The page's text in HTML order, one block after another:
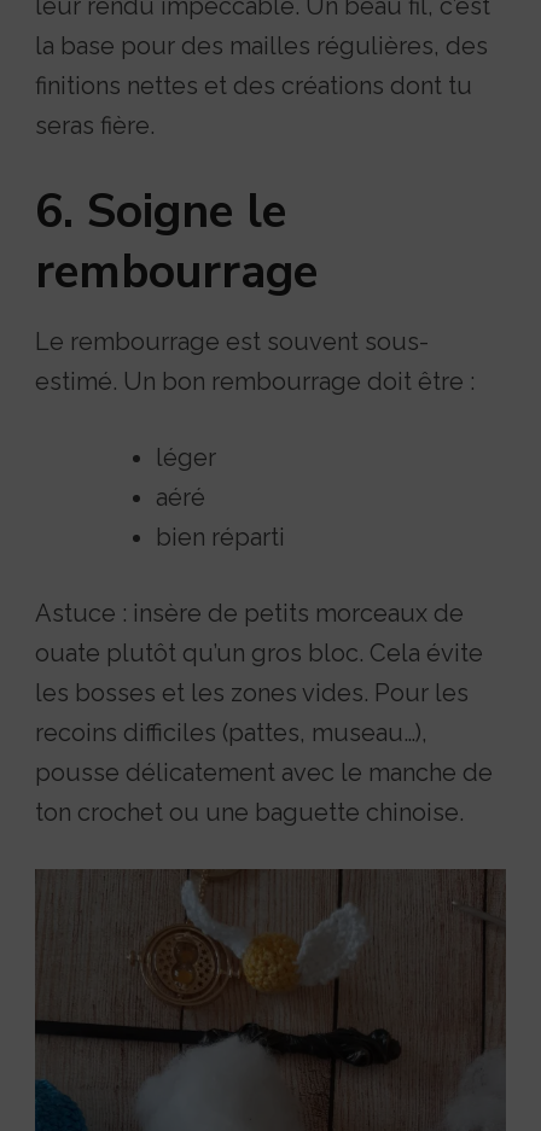
leur rendu impeccable. Un beau fil, c’est
la base pour des mailles régulières, des
finitions nettes et des créations dont tu
seras fière.
6. Soigne le
rembourrage
Le rembourrage est souvent sous-
estimé. Un bon rembourrage doit être :
léger
aéré
bien réparti
Astuce : insère de petits morceaux de
ouate plutôt qu’un gros bloc. Cela évite
les bosses et les zones vides. Pour les
recoins difficiles (pattes, museau…),
pousse délicatement avec le manche de
ton crochet ou une baguette chinoise.